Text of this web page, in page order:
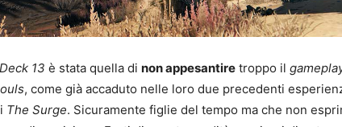
Deck 13 è stata quella di non appesantire troppo il
, come già accaduto nelle loro due precedenti
The Surge. Sicuramente figlie del tempo ma che non